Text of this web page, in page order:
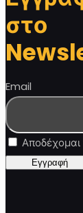
στο
Email